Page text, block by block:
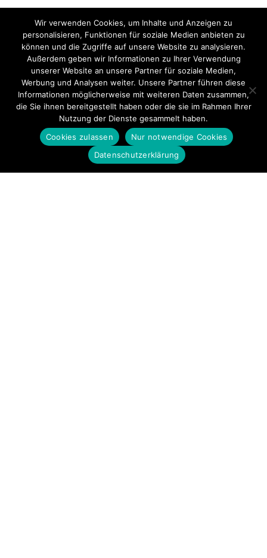
Wir verwenden Cookies, um Inhalte und Anzeigen zu
personalisieren, Funktionen für soziale Medien anbieten zu
können und die Zugriffe auf unsere Website zu analysieren.
Außerdem geben wir Informationen zu Ihrer Verwendung
unserer Website an unsere Partner für soziale Medien,
Werbung und Analysen weiter. Unsere Partner führen diese
Informationen möglicherweise mit weiteren Daten zusammen,
die Sie ihnen bereitgestellt haben oder die sie im Rahmen Ihrer
Nutzung der Dienste gesammelt haben.
Cookies zulassen
Nur notwendige Cookies
Datenschutzerklärung